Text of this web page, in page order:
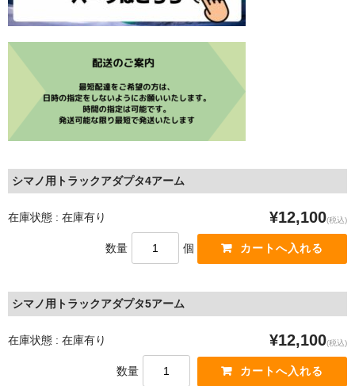
GALFER BIKE
Sinter
Frazen
Intend BC
5DEV
MAGURA
SRAM(スラム）
TRP
Campagnolo（カンパニョーロ）
シマノ用トラックアダプタ4アーム
在庫状態 : 在庫有り ¥12,100(税込)
数量 個
シマノ用トラックアダプタ5アーム
在庫状態 : 在庫有り ¥12,100(税込)
数量